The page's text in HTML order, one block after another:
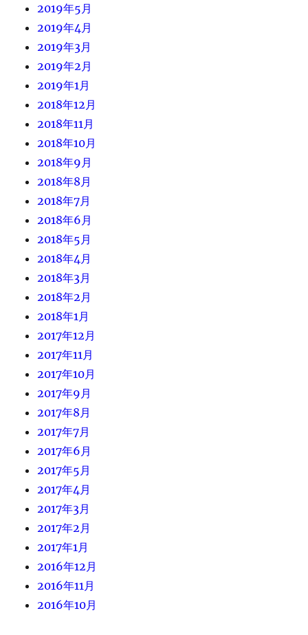
2019年5月
2019年4月
2019年3月
2019年2月
2019年1月
2018年12月
2018年11月
2018年10月
2018年9月
2018年8月
2018年7月
2018年6月
2018年5月
2018年4月
2018年3月
2018年2月
2018年1月
2017年12月
2017年11月
2017年10月
2017年9月
2017年8月
2017年7月
2017年6月
2017年5月
2017年4月
2017年3月
2017年2月
2017年1月
2016年12月
2016年11月
2016年10月